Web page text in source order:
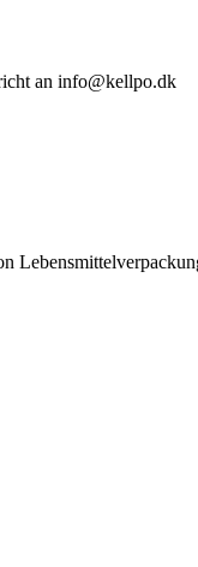
an info@kellpo.dk